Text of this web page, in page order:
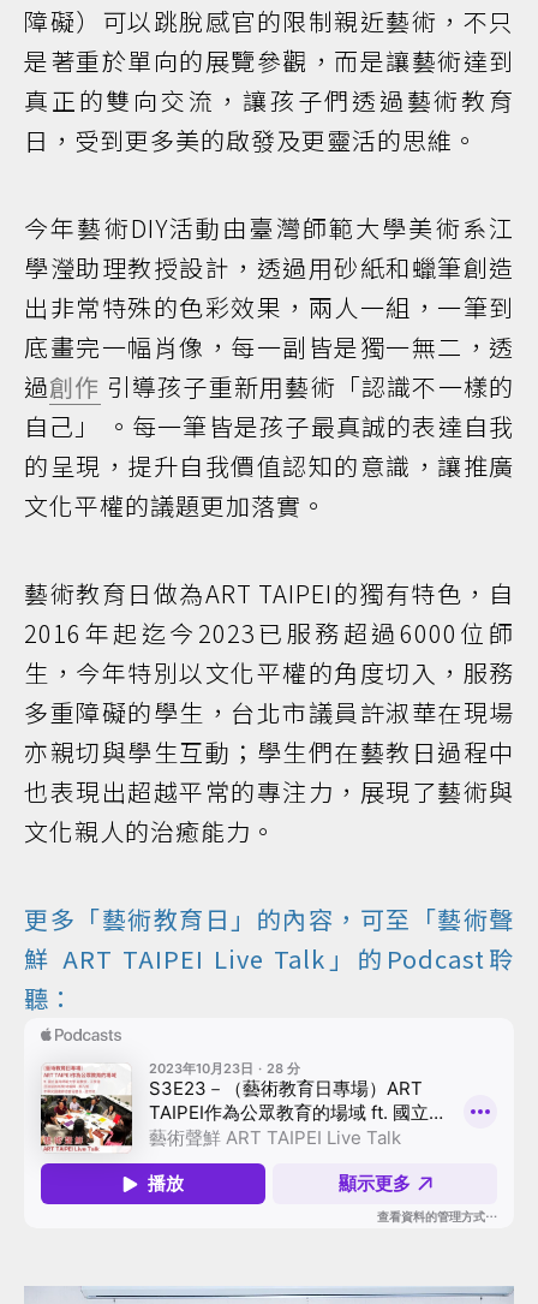
障礙）可以跳脫感官的限制親近藝術，不只
是著重於單向的展覽參觀，而是讓藝術達到
真正的雙向交流，讓孩子們透過藝術教育
日，受到更多美的啟發及更靈活的思維。
今年藝術DIY活動由臺灣師範大學美術系江
學瀅助理教授設計，透過用砂紙和蠟筆創造
出非常特殊的色彩效果，兩人一組，一筆到
底畫完一幅肖像，每一副皆是獨一無二，透
過創作 引導孩子重新用藝術「認識不一樣的
自己」 。每一筆皆是孩子最真誠的表達自我
的呈現，提升自我價值認知的意識，讓推廣
文化平權的議題更加落實。
藝術教育日做為ART TAIPEI的獨有特色，自
2016年起迄今2023已服務超過6000位師
生，今年特別以文化平權的角度切入，服務
多重障礙的學生，台北市議員許淑華在現場
亦親切與學生互動；學生們在藝教日過程中
也表現出超越平常的專注力，展現了藝術與
文化親人的治癒能力。
更多「藝術教育日」的內容，可至「藝術聲
鮮 ART TAIPEI Live Talk」的Podcast聆
聽：